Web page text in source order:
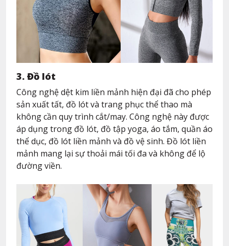
3. Đồ lót
Công nghệ dệt kim liền mảnh hiện đại đã cho phép
sản xuất tất, đồ lót và trang phục thể thao mà
không cần quy trình cắt/may. Công nghệ này được
áp dụng trong đồ lót, đồ tập yoga, áo tắm, quần áo
thể dục, đồ lót liền mảnh và đồ vệ sinh. Đồ lót liền
mảnh mang lại sự thoải mái tối đa và không để lộ
đường viền.